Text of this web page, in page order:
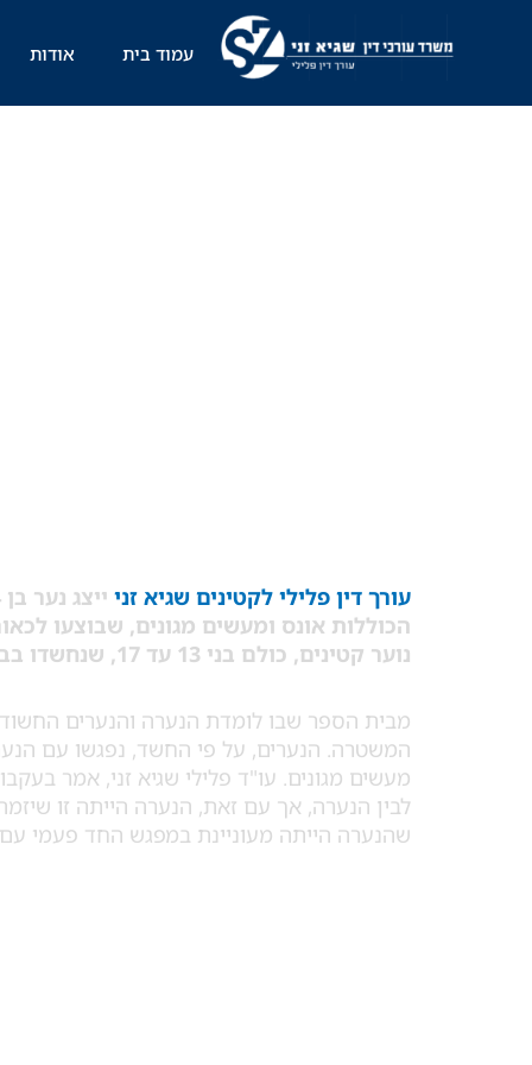
עמוד בית אודות
עורך דין פלילי לקטינים שגיא זני ייצג נער בן 14 וחצי שנחשד במעורבות במספר
נוער קטינים, כולם בני 13 עד 17, שנחשדו בביצוע המעשים במשך מספר חודשים.
מבית הספר שבו לומדת הנערה והנערים
המשטרה. הנערים, על פי החשד, נפגשו עם
מעשים מגונים. עו"ד פלילי שגיא זני, אמר
לבין הנערה, אך עם זאת, הנערה הייתה זו
שהנערה הייתה מעוניינת במפגש החד פעמי